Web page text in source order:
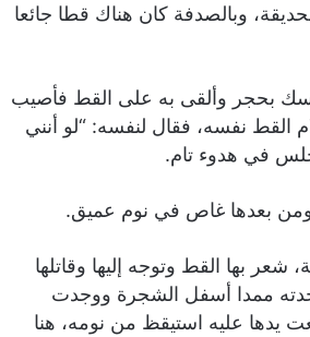
وبالصدفة كان هناك قطا جائعا
بحجر وألقى به على القط فأصيب
القط نفسه، فقال لنفسه: “لو أنني
في هدوء تام.
ومن بعدها غاص في نوم عميق.
بها القط وتوجه إليها وقاتلها
وجدته ممدا أسفل الشجرة ووجدت
يدها عليه استيقظ من نومه، هنا